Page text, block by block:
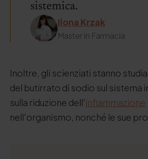
sistemica.
Ilona Krzak
Master in Farmacia
Inoltre, gli scienziati stanno
del butirrato di sodio sul sistema
sulla riduzione dell'infiammazione
nell'organismo, nonché le sue